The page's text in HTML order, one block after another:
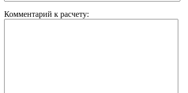
Комментарий к расчету: